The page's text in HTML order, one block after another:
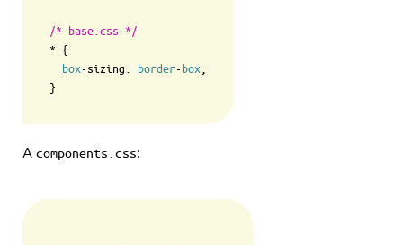
/* base.css */
* {
box -sizing: border - box ;
А components.css: